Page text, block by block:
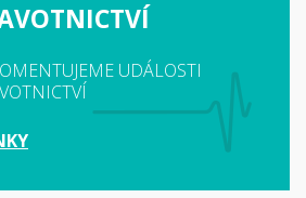
UDÁLOSTI